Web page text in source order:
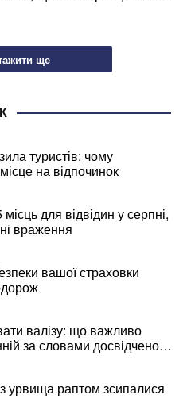
ще
туристів: чому
на відпочинок
для відвідин у серпні,
враження
вашої страховки
валізу: що важливо
за словами досвідченої
урвища раптом зсипалися